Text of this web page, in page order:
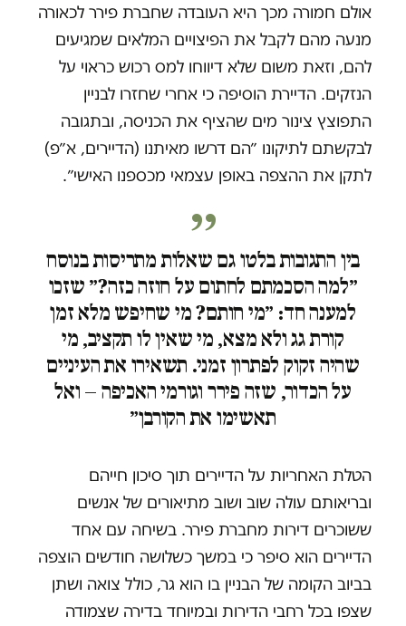
אולם חמורה מכך היא העובדה שחברת פירר לכאורה
מנעה מהם לקבל את הפיצויים המלאים שמגיעים
להם, וזאת משום שלא דיווחו למס רכוש כראוי על
הנזקים. הדיירת הוסיפה כי אחרי שחזרו לבניין
התפוצץ צינור מים שהציף את הכניסה, ובתגובה
לבקשתם לתיקונו ״הם דרשו מאיתנו (הדיירים, א״פ)
לתקן את ההצפה באופן עצמאי מכספנו האישי״.
בין התגובות בלטו גם שאלות מתריסות בנוסח
״למה הסכמתם לחתום על חוזה כזה?״ שזכו
למענה חד: ״מי חותם? מי שחיפש מלא זמן
קורת גג ולא מצא, מי שאין לו תקציב, מי
שהיה זקוק לפתרון זמני. תשאירו את העיניים
על הכדור, שזה פירר וגורמי האכיפה — ואל
תאשימו את הקורבן״
הטלת האחריות על הדיירים תוך סיכון חייהם
ובריאותם עולה שוב ושוב מתיאורים של אנשים
ששוכרים דירות מחברת פירר. בשיחה עם אחד
הדיירים הוא סיפר כי במשך כשלושה חודשים הוצפה
בביוב הקומה של הבניין בו הוא גר, כולל צואה ושתן
שצפו בכל רחבי הדירות ובמיוחד בדירה שצמודה